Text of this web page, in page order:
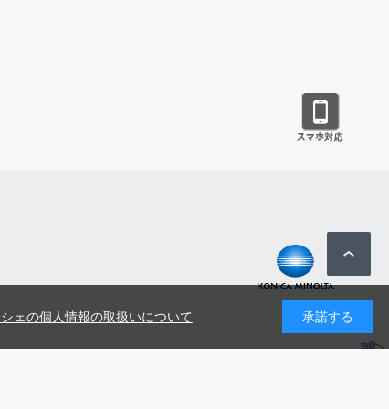
ェの個人情報の取扱いについて 承諾する